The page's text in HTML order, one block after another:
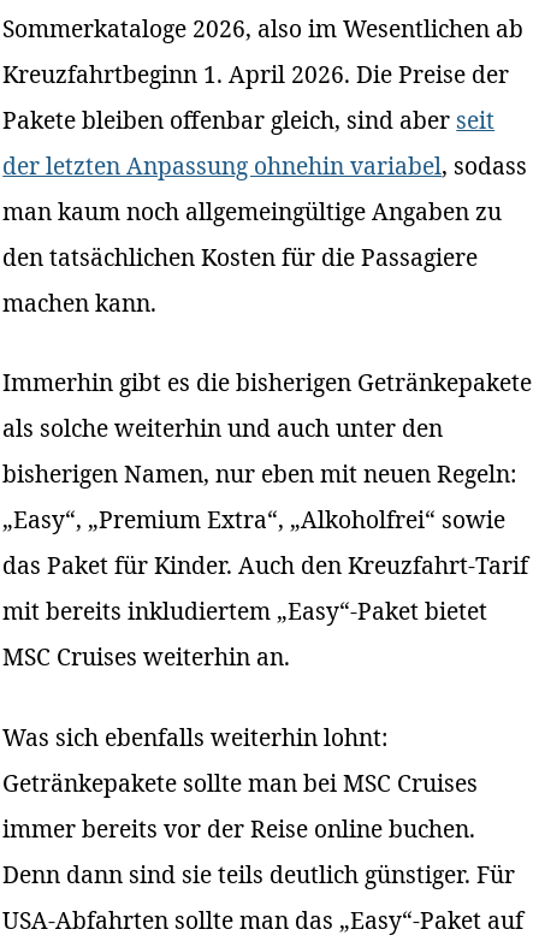
Sommerkataloge 2026, also im Wesentlichen ab
Kreuzfahrtbeginn 1. April 2026. Die Preise der
Pakete bleiben offenbar gleich, sind aber seit
der letzten Anpassung ohnehin variabel, sodass
man kaum noch allgemeingültige Angaben zu
den tatsächlichen Kosten für die Passagiere
machen kann.
Immerhin gibt es die bisherigen Getränkepakete
als solche weiterhin und auch unter den
bisherigen Namen, nur eben mit neuen Regeln:
„Easy“, „Premium Extra“, „Alkoholfrei“ sowie
das Paket für Kinder. Auch den Kreuzfahrt-Tarif
mit bereits inkludiertem „Easy“-Paket bietet
MSC Cruises weiterhin an.
Was sich ebenfalls weiterhin lohnt:
Getränkepakete sollte man bei MSC Cruises
immer bereits vor der Reise online buchen.
Denn dann sind sie teils deutlich günstiger. Für
USA-Abfahrten sollte man das „Easy“-Paket auf